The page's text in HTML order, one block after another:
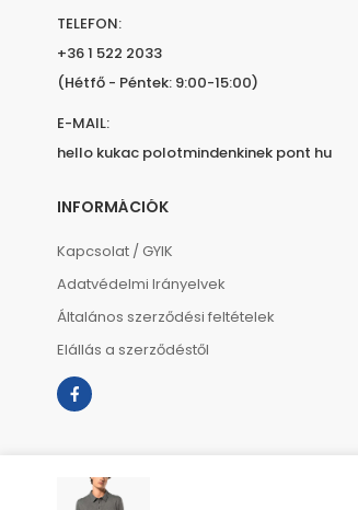
TELEFON:
+36 1 522 2033
(Hétfő - Péntek: 9:00-15:00)
E-MAIL:
hello kukac polotmindenkinek pont hu
INFORMÁCIÓK
Kapcsolat / GYIK
Adatvédelmi Irányelvek
Általános szerződési feltételek
Elállás a szerződéstől